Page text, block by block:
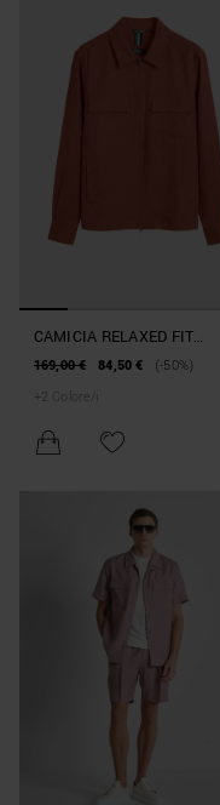
CAMICIA RELAXED FIT
"BREMA" IN MISTO LINO E
169,00 € 84,50 €
(-50%)
+ 2 Colore/i